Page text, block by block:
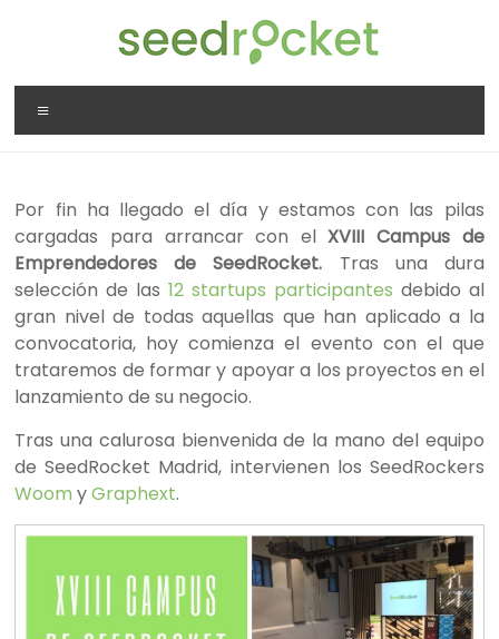
SeedRocket
La
que
nació
en
España
para
startups
TIC
en
fase
inicial
Por fin ha llegado el día y estamos con las pilas
cargadas para arrancar con elXVIII Campus de
Emprendedores de SeedRocket. Tras una dura
selección de las12 startups participantes debido al
gran nivel de todas aquellas que han aplicado a la
convocatoria, hoy comienza el evento con el que
trataremos de formar y apoyar a los proyectos en el
lanzamiento de su negocio.
Tras una calurosa bienvenida de la mano del equipo
de SeedRocket Madrid, intervienen los SeedRockers
Woom yGraphext.